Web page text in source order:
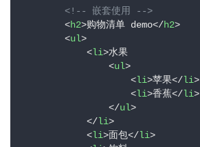
<!-- 嵌套使用 -->
<h2>购物清单 demo</h2>
<ul>
<li>水果
<ul>
<li>苹果</li>
<li>香蕉</li>
</ul>
</li>
<li>面包</li>